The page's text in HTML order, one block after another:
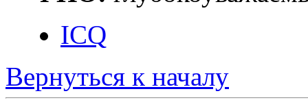
ICQ
Вернуться к началу